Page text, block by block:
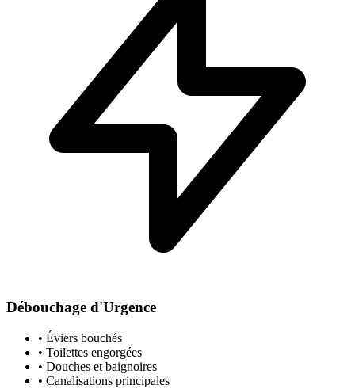
Débouchage d'Urgence
• Éviers bouchés
• Toilettes engorgées
• Douches et baignoires
• Canalisations principales